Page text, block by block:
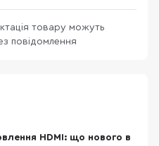
товару можуть
повідомлення
HDMI: що нового в